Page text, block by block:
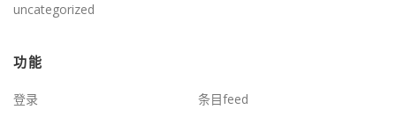
uncategorized
功能
登录
条目feed